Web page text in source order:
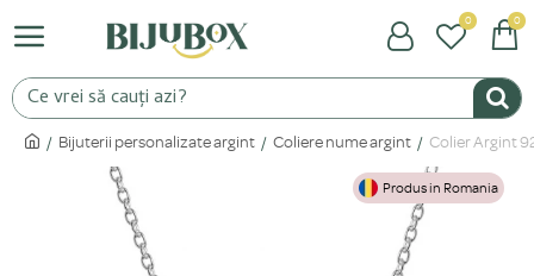
0 0
Bijuterii personalizate argint Coliere nume argint Colier Argint
Produs in Romania